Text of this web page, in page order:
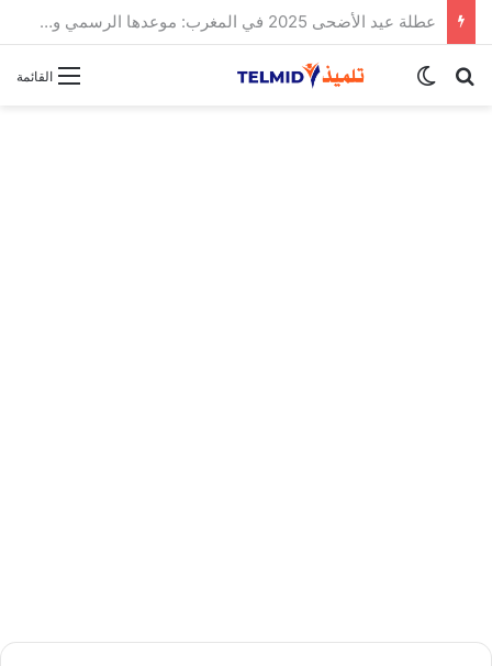
الحركة الانتقالية الوطنية لهيئة التدريس 2025
القائمة بحث عنالوضع المظلم